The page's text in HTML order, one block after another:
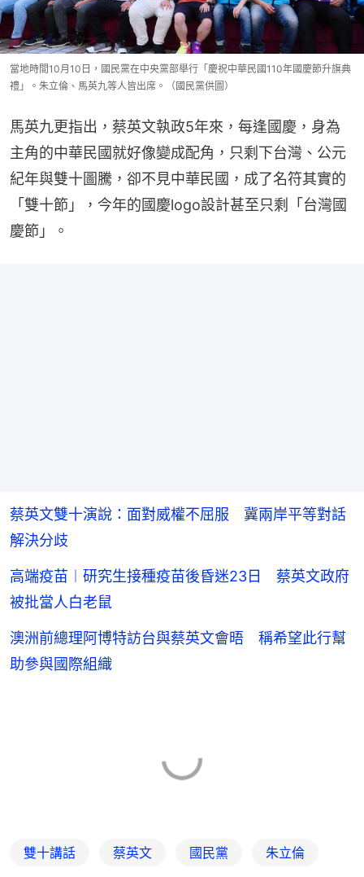
當地時間10月10日，國民黨在中央黨部舉行「慶祝中華民國110年國慶節升旗典
禮」。朱立倫、馬英九等人皆出席。（國民黨供圖）
馬英九更指出，蔡英文執政5年來，每逢國慶，身為
主角的中華民國就好像變成配角，只剩下台灣、公元
紀年與雙十圖騰，卻不見中華民國，成了名符其實的
「雙十節」，今年的國慶logo設計甚至只剩「台灣國
慶節」。
蔡英文雙十演說：面對威權不屈服 冀兩岸平等對話
解決分歧
高端疫苗︱研究生接種疫苗後昏迷23日 蔡英文政府
被批當人白老鼠
澳洲前總理阿博特訪台與蔡英文會晤 稱希望此行幫
助參與國際組織
雙十講話 蔡英文 國民黨 朱立倫